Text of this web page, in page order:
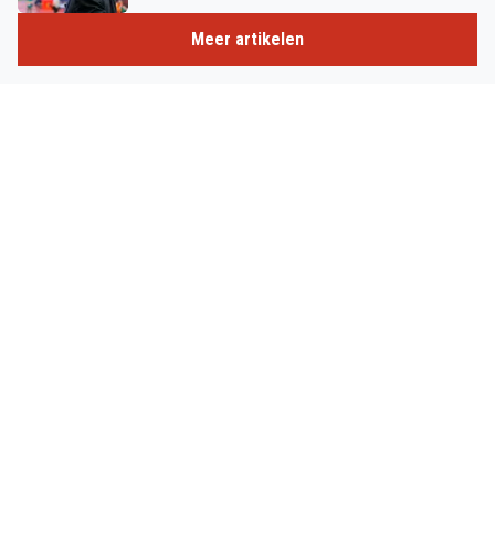
Meer artikelen